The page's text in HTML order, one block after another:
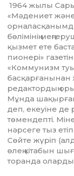
1964 жылы
«Мәдениет
бөлімінің
қызмет ете
пионері»
«Коммунизм
басқарға­ны­нан
редактордың
Мұнда
деп, екеуіне де
төмен­депті.
нәрсеге тыз
Сөйте жүріп
өлең кіта­бын
торанда